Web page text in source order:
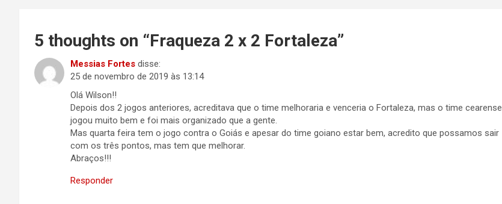
5 thoughts on “Fraqueza 2 x 2 Fortaleza”
Messias Fortes disse:
25 de novembro de 2019 às 13:14
Olá Wilson!!
Depois dos 2 jogos anteriores, acreditava que o time melhoraria e venceria o Fortaleza, mas o time cearense
jogou muito bem e foi mais organizado que a gente.
Mas quarta feira tem o jogo contra o Goiás e apesar do time goiano estar bem, acredito que possamos sair
com os três pontos, mas tem que melhorar.
Abraços!!!
Responder